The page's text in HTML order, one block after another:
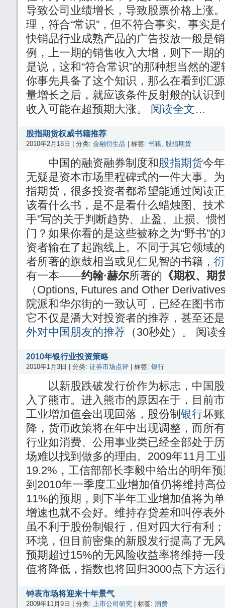
导致公司业绩增长，导致股票价格上涨
理，符合“常识”，但不符合事实。事实
快销品行业成熟产品的广告投放一般是
例，上一期的销售收入大增，则下一期
是说，这和“符合常识”的那种想当然的
你事先具备了这个知识，那么在看到汇
量增长之后，就应该条件反射般的认识
收入可能在超预期大涨。 阅读全文…
股指期货权威书籍推荐
2010年2月18日 | 分类: 金融衍生品 | 标签: 书籍, 股指期货
中国的融资融券制度和股指期货今
无疑是资本市场里程碑式的一件大事。
指期货，很多投资者都希望能通过阅读
该看什么书，是不是看什么蜡烛图、技
手”写的关于判断趋势、止盈、止损、惯
门？如果你看的是这些被称之为“野书”
资者输在了起跑线上。不同于其它领域
者所著的旗鼓相当或见仁见智的书籍，
有一本——约翰·赫尔所著的 《期权、期
（Options, Futures and Other
院派和华尔街的一致认可，已经在图书
它不仅是潘大对投资者的推荐，甚至还
外对中国朋友的推荐 （30秒处）。 阅
2010年银行业投资策略
2010年1月3日 | 分类: 证券市场点评 | 标签: 银行
以新股跌破发行价作为标志，中国股
入了熊市。进入熊市的原因在于，目前
工业增加值会出现回落，股份制 银行坏
降，货币政策将在年中出现调整，而所
行业如消费、公用事业类已经全部处于
场难以找到做多的理由。2009年11月工
19.2%，工信部部长李毅中给出的明年
到2010年一季度工业增加值仍将维持高
11%的预期，则下半年工业增加值将为
增速也就不会好。维持存贷差和叫停表
虽不利于股份制银行，但对四大行有利
环境，但目前密集的新股发行提高了无
预期超过15%的无风险收益率将维持一
值将降低，指数也将回归3000点下方运
钟表市场将迎来十年景气
2009年11月9日 | 分类: 上市公司研究 | 标签: 消费